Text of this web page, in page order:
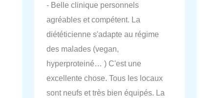
- Belle clinique personnels
agréables et compétent. La
diététicienne s'adapte au régime
des malades (vegan,
hyperproteiné… ) C'est une
excellente chose. Tous les locaux
sont neufs et très bien équipés. La